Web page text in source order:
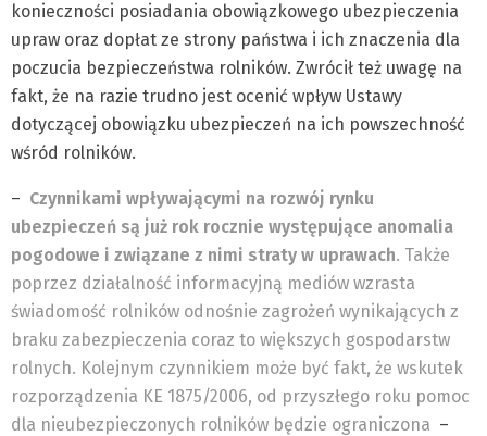
konieczności posiadania obowiązkowego ubezpieczenia
upraw oraz dopłat ze strony państwa i ich znaczenia dla
poczucia bezpieczeństwa rolników. Zwrócił też uwagę na
fakt, że na razie trudno jest ocenić wpływ Ustawy
dotyczącej obowiązku ubezpieczeń na ich powszechność
wśród rolników.
– Czynnikami wpływającymi na rozwój rynku
ubezpieczeń są już rok rocznie występujące anomalia
pogodowe i związane z nimi straty w uprawach. Także
poprzez działalność informacyjną mediów wzrasta
świadomość rolników odnośnie zagrożeń wynikających z
braku zabezpieczenia coraz to większych gospodarstw
rolnych. Kolejnym czynnikiem może być fakt, że wskutek
rozporządzenia KE 1875/2006, od przyszłego roku pomoc
dla nieubezpieczonych rolników będzie ograniczona –